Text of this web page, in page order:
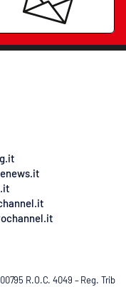
R.O.C. 4049 – Reg. Trib